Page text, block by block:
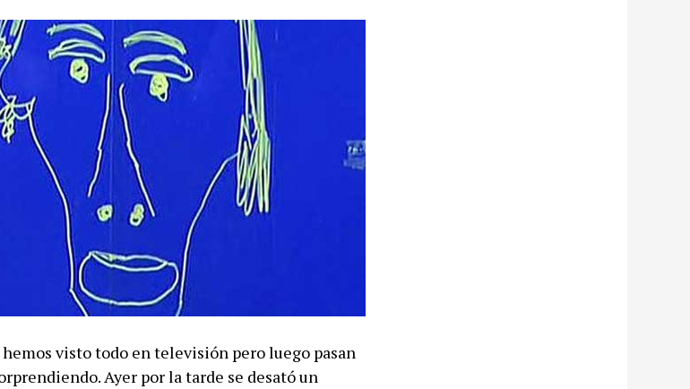
visto todo en televisión pero luego pasan
Ayer por la tarde se desató un